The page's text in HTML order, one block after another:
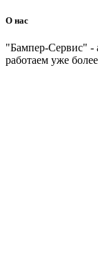
О нас
"Бампер-Сервис" -
работаем уже